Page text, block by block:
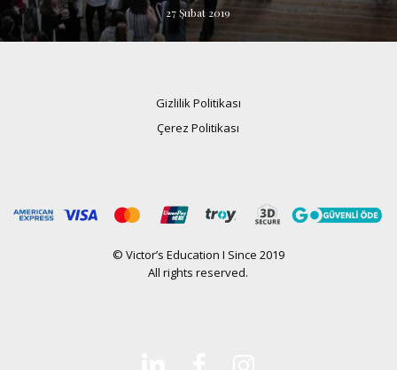
27 Şubat 2019
Gizlilik Politikası
Çerez Politikası
© Victor’s Education I Since 2019
All rights reserved.